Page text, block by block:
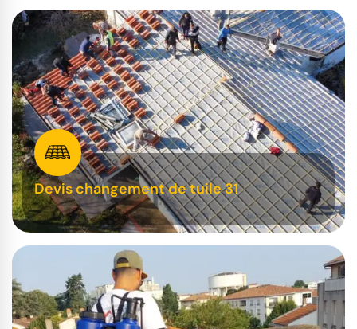
Devis changement de tuile 31